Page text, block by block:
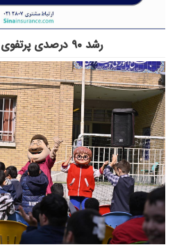
رشد ۹۰ درصدی پرتفوی ثالث در نیمه اول امسال